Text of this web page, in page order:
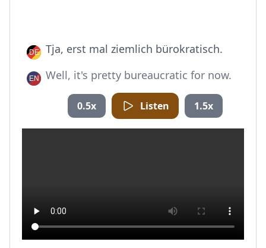
Tja, erst mal ziemlich bürokratisch.
Well, it's pretty bureaucratic for now.
0.5x Listen 1.5x